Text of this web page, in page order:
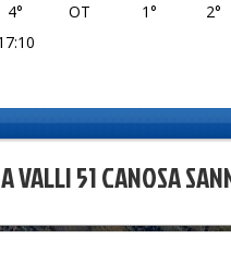
4° OT
1°
2°
VALLI 51 CANOSA